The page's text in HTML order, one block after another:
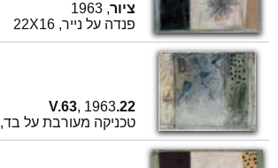
ציור, 1963
פנדה על נייר, 22X16
22.V.63
, 1963
טכניקה מעורבת על בד, 51.1X44.3